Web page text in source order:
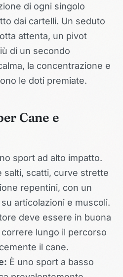
di ogni singolo
dai cartelli. Un seduto
attenta, un pivot
di un secondo
la concentrazione e
le doti premiate.
Cane e
sport ad alto impatto.
salti, scatti, curve strette
repentini, con un
articolazioni e muscoli.
deve essere in buona
lungo il percorso
il cane.
È uno sport a basso